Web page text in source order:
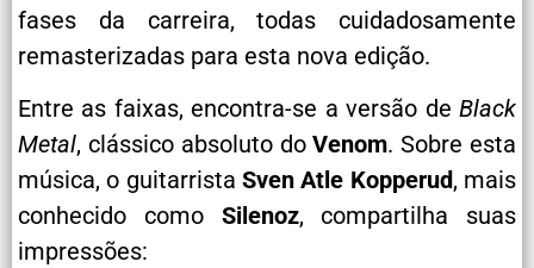
fases da carreira, todas cuidadosamente
remasterizadas para esta nova edição.
Entre as faixas, encontra-se a versão de Black
Metal, clássico absoluto doVenom. Sobre esta
música, o guitarrista Sven Atle Kopperud, mais
conhecido como Silenoz, compartilha suas
impressões: